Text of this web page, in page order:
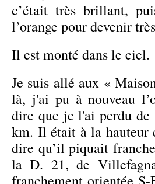
c’était très brillant,
l’orange pour devenir
Il est monté dans le ciel.
Je suis allé aux «
là, j'ai pu à nouveau
dire que je l'ai perdu
km. Il était à la hauteur
dire qu’il piquait
la D. 21, de